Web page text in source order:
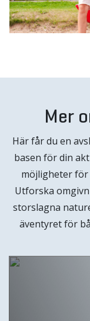
Mer
Här får du en
basen för din
möjligheter för
Utforska
storslagna
äventyret för